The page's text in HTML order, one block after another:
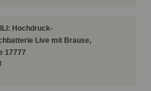
Hochdruck-
Live mit Brause,
17777